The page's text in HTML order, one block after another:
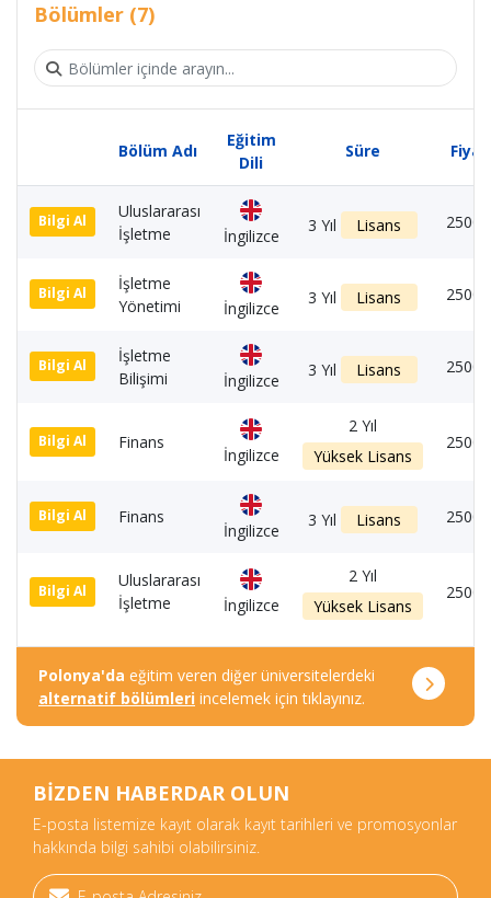
Bölümler (7)
Bölüm Adı
Eğitim
Dili
Süre Fiyat
Bilgi Al
Uluslararası
İşletme
İngilizce
3 Yıl Lisans 2500
Bilgi Al
İşletme
Yönetimi
İngilizce
3 Yıl Lisans 2500
Bilgi Al
İşletme
Bilişimi
İngilizce
3 Yıl Lisans 2500
Bilgi Al Finans
İngilizce
2 Yıl
Yüksek Lisans
2500
Bilgi Al Finans
İngilizce
3 Yıl Lisans 2500
Bilgi Al
Uluslararası
İşletme
İngilizce
2 Yıl
Yüksek Lisans
2500
Polonya'da eğitim veren diğer üniversitelerdeki
alternatif bölümleri incelemek için tıklayınız.
BİZDEN HABERDAR OLUN
E-posta listemize kayıt olarak kayıt tarihleri ve promosyonlar
hakkında bilgi sahibi olabilirsiniz.